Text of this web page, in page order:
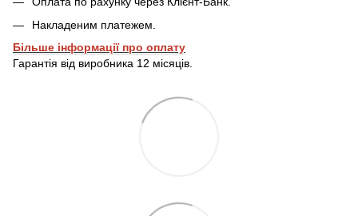
Накладеним платежем.
Більше інформації про оплату
Гарантія від виробника 12 місяців.